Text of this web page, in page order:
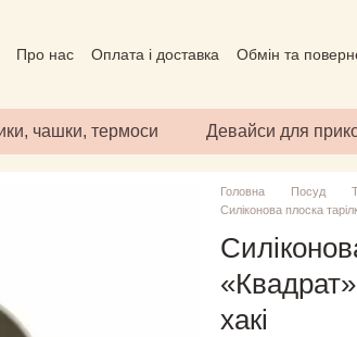
Про нас Оплата і доставка Обмін та
чашки, термоси Девайси для
Головна Посуд
Силіконова плоска
хакі